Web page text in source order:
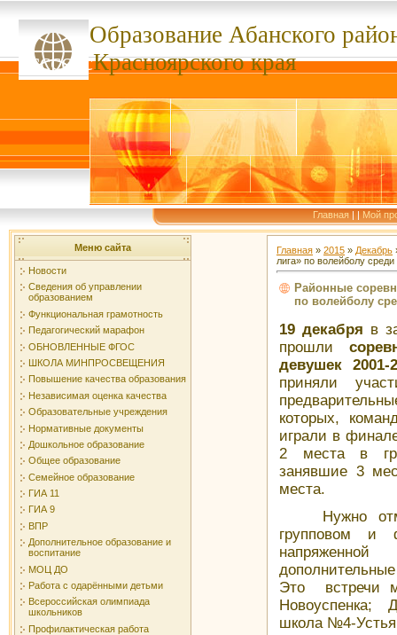
Образование Абанского
сссссссКрасноярского края
Главная | | Мой
Меню сайта
Новости
Сведения об управлении
образованием
Функциональная грамотность
Педагогический марафон
ОБНОВЛЕННЫЕ ФГОС
ШКОЛА МИНПРОСВЕЩЕНИЯ
Повышение качества образования
Независимая оценка качества
Образовательные учреждения
Нормативные документы
Дошкольное образование
Общее образование
Семейное образование
ГИА 11
ГИА 9
ВПР
Дополнительное образование и
воспитание
МОЦ ДО
Работа с одарёнными детьми
Всероссийская олимпиада
школьников
Профилактическая работа
Главная » 2015 » Декабрь
лига» по волейболу
Районные
по волейболу
19 декабря в
прошли
девушек 2001-
приняли
которых,
играли в
2 места в
занявшие 3
места.
Нужно
групповом и
Это встречи
Новоуспенка;
школа №4-